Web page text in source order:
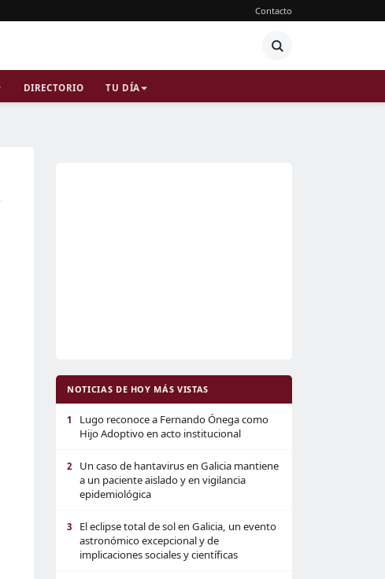
Contacto
DIRECTORIO TU DÍA
NOTICIAS DE HOY MÁS VISTAS
1
Lugo reconoce a Fernando Ónega como
Hijo Adoptivo en acto institucional
2
Un caso de hantavirus en Galicia mantiene
a un paciente aislado y en vigilancia
epidemiológica
3
El eclipse total de sol en Galicia, un evento
astronómico excepcional y de
implicaciones sociales y científicas